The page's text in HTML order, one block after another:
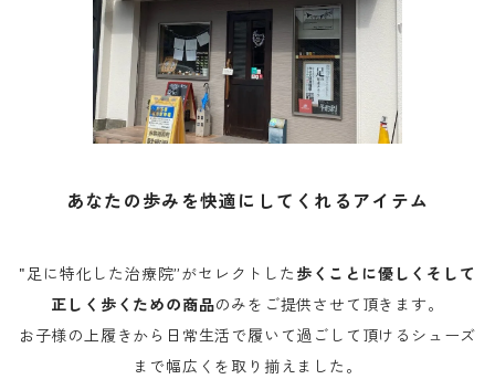
あなたの歩みを快適にしてくれるアイテム
"足に特化した治療院”がセレクトした 歩くことに優しくそして
正しく歩くための商品のみをご提供させて頂きます。
お子様の上履きから日常生活で履いて過ごして頂けるシューズ
まで幅広くを取り揃えました。